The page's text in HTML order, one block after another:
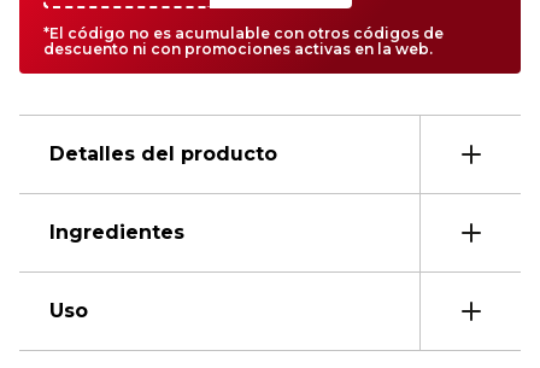
*El código no es acumulable con otros códigos de
descuento ni con promociones activas en la web.
Detalles del producto
Ingredientes
Uso